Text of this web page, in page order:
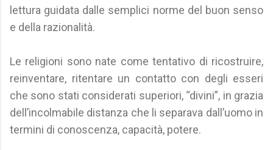
lettura guidata dalle semplici norme del buon senso
e della razionalità.
Le religioni sono nate come tentativo di ricostruire,
reinventare, ritentare un contatto con degli esseri
che sono stati considerati superiori, “divini”, in grazia
dell’incolmabile distanza che li separava dall’uomo in
termini di conoscenza, capacità, potere.